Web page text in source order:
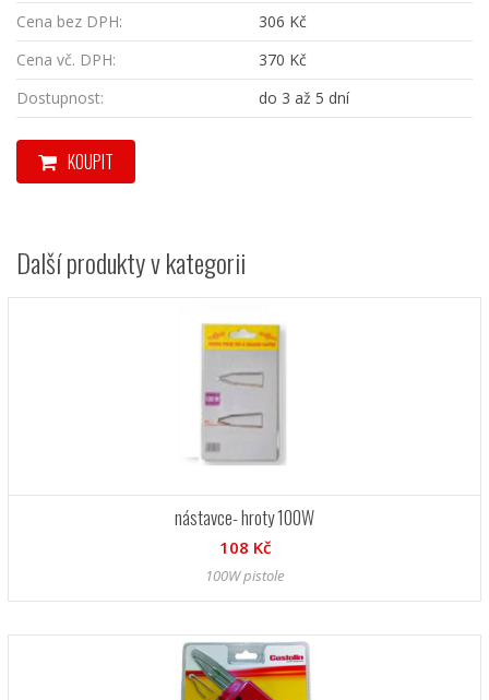
Cena bez DPH:
306 Kč
Cena vč. DPH:
370 Kč
Dostupnost:
do 3 až 5 dní
KOUPIT
Další produkty v kategorii
nástavce- hroty 100W
108 Kč
100W pistole